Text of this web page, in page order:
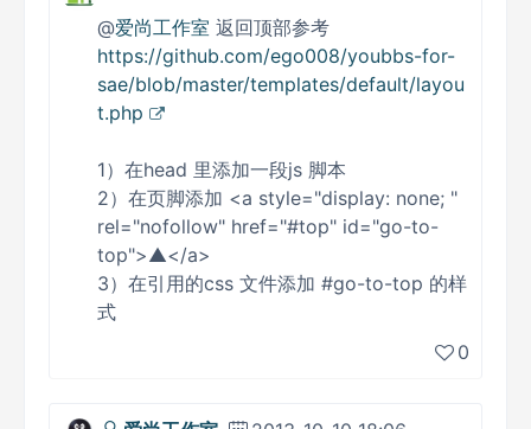
@爱尚工作室 返回顶部参考
https://github.com/ego008/youbbs-for-
sae/blob/master/templates/default/layou
t.php
1）在head 里添加一段js 脚本
2）在页脚添加 <a style="display: none; "
rel="nofollow" href="#top" id="go-to-
top">▲</a>
3）在引用的css 文件添加 #go-to-top 的样
式
0